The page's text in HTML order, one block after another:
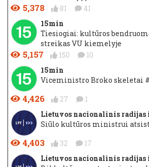
5,378 81 41
15min
Tiesiogiai: kultūros
streikas VU kiemelyje
5,157 150 10
15min
Viceministro Broko skeletai
4,426 27 1
Lietuvos nacionalinis
Siūlo kultūros ministrui
4,403 32 17
Lietuvos nacionalinis